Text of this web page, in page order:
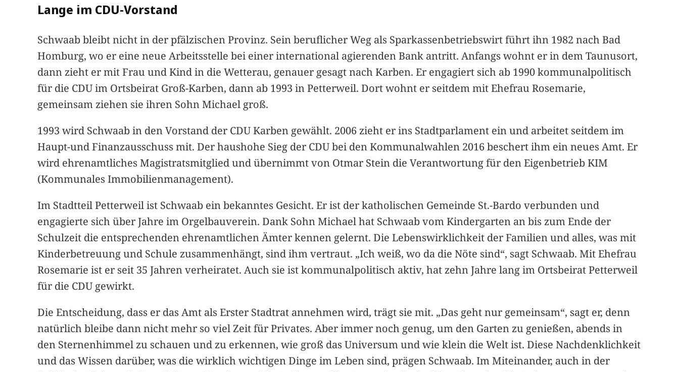
Lange im CDU-Vorstand
Schwaab bleibt nicht in der pfälzischen Provinz. Sein beruflicher Weg als Sparkassenbetriebswirt führt ihn 1982 nach Bad
Homburg, wo er eine neue Arbeitsstelle bei einer international agierenden Bank antritt. Anfangs wohnt er in dem Taunusort,
dann zieht er mit Frau und Kind in die Wetterau, genauer gesagt nach Karben. Er engagiert sich ab 1990 kommunalpolitisch
für die CDU im Ortsbeirat Groß-Karben, dann ab 1993 in Petterweil. Dort wohnt er seitdem mit Ehefrau Rosemarie,
gemeinsam ziehen sie ihren Sohn Michael groß.
1993 wird Schwaab in den Vorstand der CDU Karben gewählt. 2006 zieht er ins Stadtparlament ein und arbeitet seitdem im
Haupt-und Finanzausschuss mit. Der haushohe Sieg der CDU bei den Kommunalwahlen 2016 beschert ihm ein neues Amt. Er
wird ehrenamtliches Magistratsmitglied und übernimmt von Otmar Stein die Verantwortung für den Eigenbetrieb KIM
(Kommunales Immobilienmanagement).
Im Stadtteil Petterweil ist Schwaab ein bekanntes Gesicht. Er ist der katholischen Gemeinde St.-Bardo verbunden und
engagierte sich über Jahre im Orgelbauverein. Dank Sohn Michael hat Schwaab vom Kindergarten an bis zum Ende der
Schulzeit die entsprechenden ehrenamtlichen Ämter kennen gelernt. Die Lebenswirklichkeit der Familien und alles, was mit
Kinderbetreuung und Schule zusammenhängt, sind ihm vertraut. „Ich weiß, wo da die Nöte sind“, sagt Schwaab. Mit Ehefrau
Rosemarie ist er seit 35 Jahren verheiratet. Auch sie ist kommunalpolitisch aktiv, hat zehn Jahre lang im Ortsbeirat Petterweil
für die CDU gewirkt.
Die Entscheidung, dass er das Amt als Erster Stadtrat annehmen wird, trägt sie mit. „Das geht nur gemeinsam“, sagt er, denn
natürlich bleibe dann nicht mehr so viel Zeit für Privates. Aber immer noch genug, um den Garten zu genießen, abends in
den Sternenhimmel zu schauen und zu erkennen, wie groß das Universum und wie klein die Welt ist. Diese Nachdenklichkeit
und das Wissen darüber, was die wirklich wichtigen Dinge im Leben sind, prägen Schwaab. Im Miteinander, auch in der